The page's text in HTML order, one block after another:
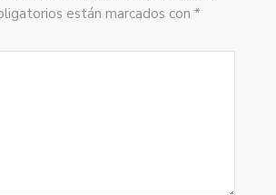
están marcados con *